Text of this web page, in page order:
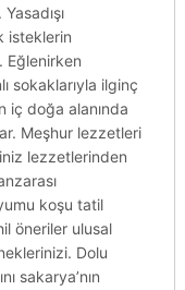
isteklerin
Eğlenirken
sokaklarıyla ilginç
iç doğa alanında
Meşhur lezzetleri
lezzetlerinden
koşu tatil
öneriler ulusal
Dolu
sakarya’nın